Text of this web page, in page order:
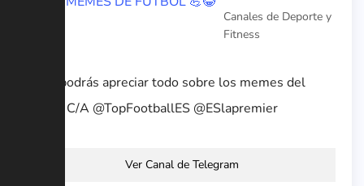
Canales de Deporte y
Fitness
Aquí podrás apreciar todo sobre los memes del
fútbol C/A @TopFootballES @ESlapremier
Ver Canal de Telegram